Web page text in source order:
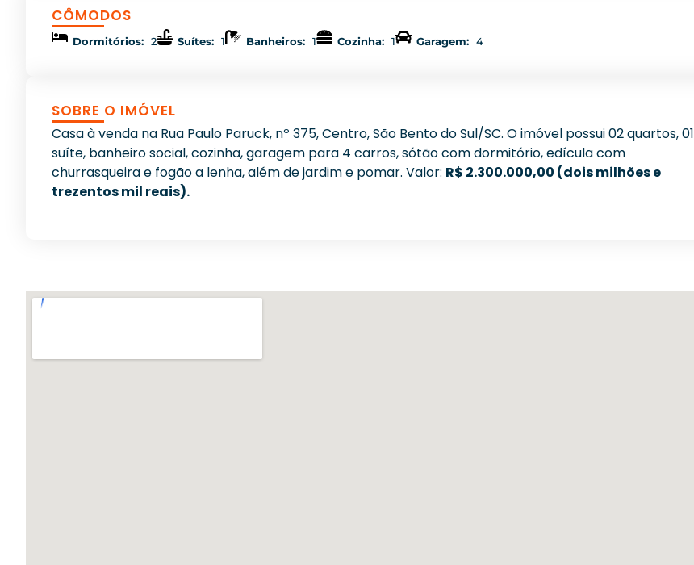
CÔMODOS
Dormitórios: 2 Suítes: 1 Banheiros: 1 Cozinha: 1 Garagem: 4
SOBRE O IMÓVEL
Casa à venda na Rua Paulo Paruck, nº 375, Centro, São Bento do Sul/SC. O imóvel possui 02 quartos, 01
suíte, banheiro social, cozinha, garagem para 4 carros, sótão com dormitório, edícula com
churrasqueira e fogão a lenha, além de jardim e pomar. Valor: R$ 2.300.000,00 (dois milhões e
trezentos mil reais).